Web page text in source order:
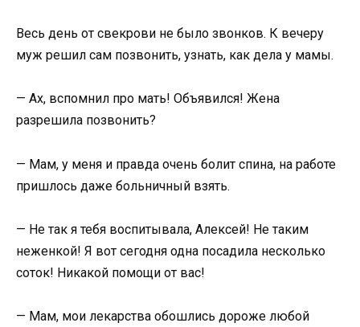
Весь день от свекрови не было звонков. К вечеру
муж решил сам позвонить, узнать, как дела у мамы.
— Ах, вспомнил про мать! Объявился! Жена
разрешила позвонить?
— Мам, у меня и правда очень болит спина, на работе
пришлось даже больничный взять.
— Не так я тебя воспитывала, Алексей! Не таким
неженкой! Я вот сегодня одна посадила несколько
соток! Никакой помощи от вас!
— Мам, мои лекарства обошлись дороже любой